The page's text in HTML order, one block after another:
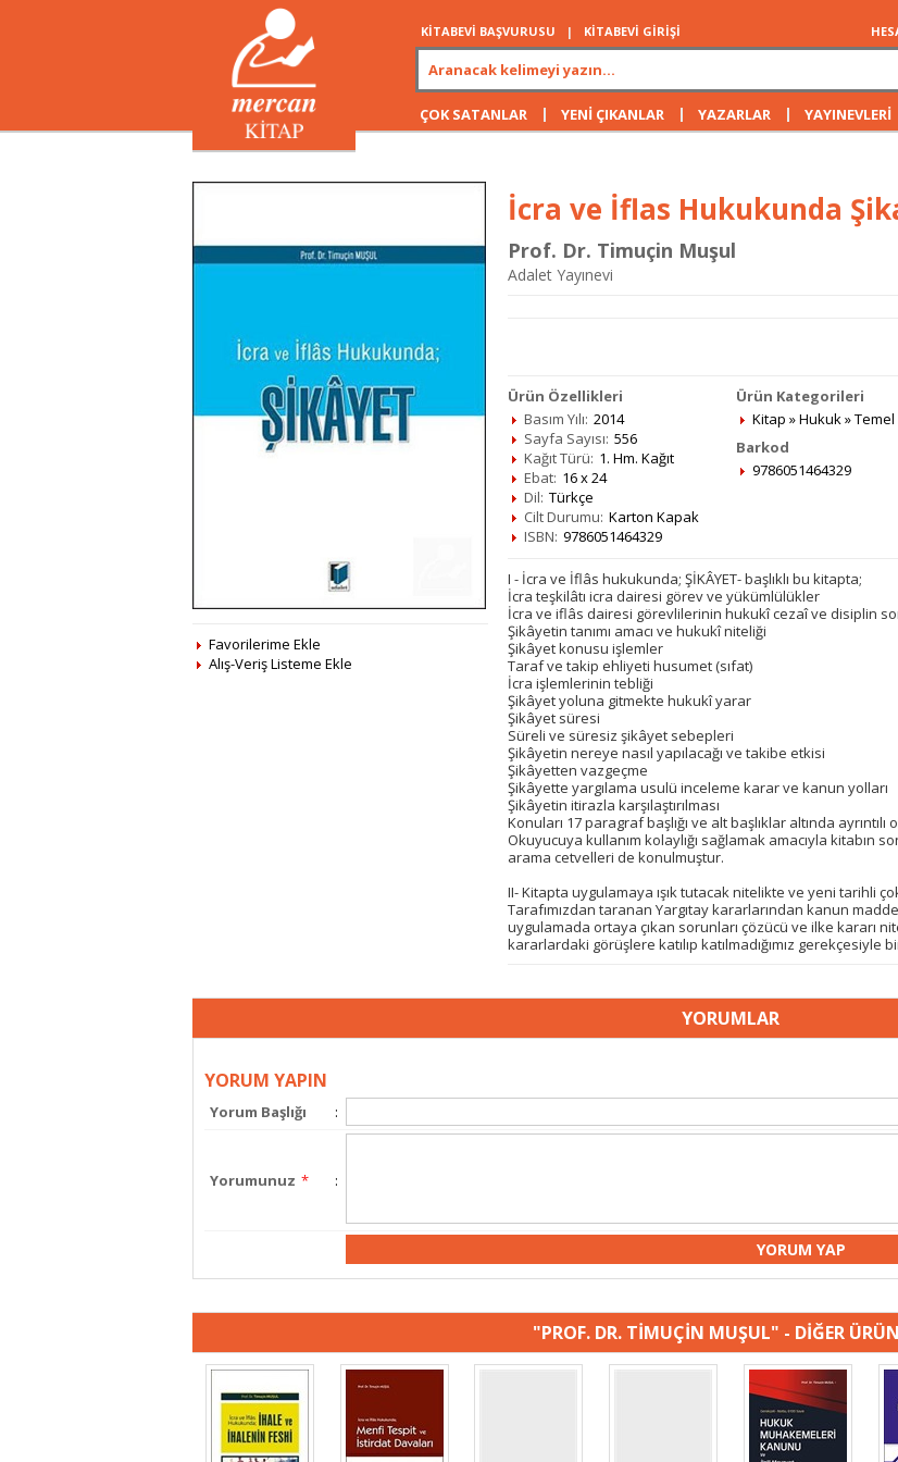
KİTABEVİ BAŞVURUSU | KİTABEVİ GİRİŞİ
ÇOK SATANLAR | YENİ ÇIKANLAR | YAZARLAR | YAYINEVLERİ
Favorilerime Ekle
Alış-Veriş Listeme Ekle
İcra ve İflas Hukukunda
Prof. Dr. Timuçin Muşul
Adalet Yayınevi
Ürün Özellikleri
Basım Yılı: 2014
Sayfa Sayısı: 556
Kağıt Türü: 1. Hm. Kağıt
Ebat: 16 x 24
Dil: Türkçe
Cilt Durumu: Karton Kapak
ISBN: 9786051464329
Ürün Kategorileri
Kitap »Hukuk»
Barkod
9786051464329
I - İcra ve İflâs hukukunda; ŞİKÂYET- başlıklı bu kitapta;
İcra teşkilâtı icra dairesi görev ve yükümlülükler
İcra ve iflâs dairesi görevlilerinin hukukî cezaî ve disiplin
Şikâyetin tanımı amacı ve hukukî niteliği
Şikâyet konusu işlemler
Taraf ve takip ehliyeti husumet (sıfat)
İcra işlemlerinin tebliği
Şikâyet yoluna gitmekte hukukî yarar
Şikâyet süresi
Süreli ve süresiz şikâyet sebepleri
Şikâyetin nereye nasıl yapılacağı ve takibe etkisi
Şikâyetten vazgeçme
Şikâyette yargılama usulü inceleme karar ve kanun yolları
Şikâyetin itirazla karşılaştırılması
Konuları 17 paragraf başlığı ve alt başlıklar altında
Okuyucuya kullanım kolaylığı sağlamak amacıyla kitabın
arama cetvelleri de konulmuştur.
II- Kitapta uygulamaya ışık tutacak nitelikte ve yeni tarihli
Tarafımızdan taranan Yargıtay kararlarından kanun
uygulamada ortaya çıkan sorunları çözücü ve ilke kararı
kararlardaki görüşlere katılıp katılmadığımız gerekçesiyle
YORUMLAR
YORUM YAPIN
Yorum Başlığı :
Yorumunuz * :
"PROF. DR. TİMUÇİN MUŞUL" - DİĞER